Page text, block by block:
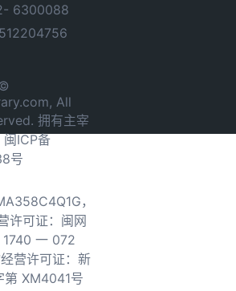
6300088
All
拥有主宰
闽ICP备
号
，
许可证：闽网
一 072
营许可证：新
第 XM4041号